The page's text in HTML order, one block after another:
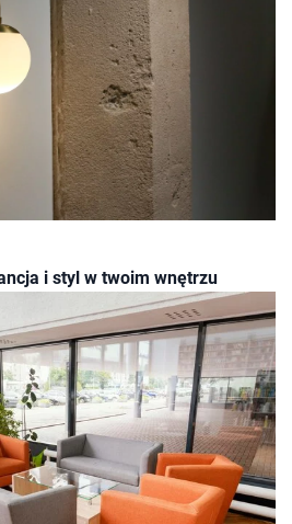
i styl w twoim wnętrzu